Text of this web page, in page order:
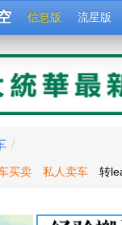
信息版 流星版
/
买卖 私人卖车 转